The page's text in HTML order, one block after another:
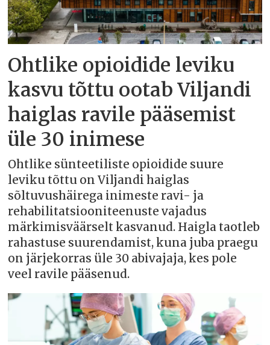
Ohtlike opioidide leviku
kasvu tõttu ootab Viljandi
haiglas ravile pääsemist
üle 30 inimese
Ohtlike sünteetiliste opioidide suure
leviku tõttu on Viljandi haiglas
sõltuvushäirega inimeste ravi- ja
rehabilitatsiooniteenuste vajadus
märkimisväärselt kasvanud. Haigla taotleb
rahastuse suurendamist, kuna juba praegu
on järjekorras üle 30 abivajaja, kes pole
veel ravile pääsenud.